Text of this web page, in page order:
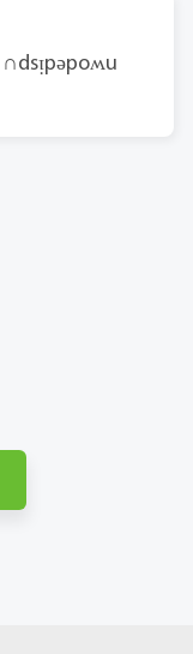
∩dsᴉpǝpoʍu